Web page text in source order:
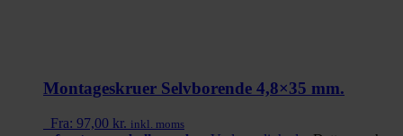
Montageskruer Selvborende 4,8×35 mm.
Fra: 97,00 kr. inkl. moms